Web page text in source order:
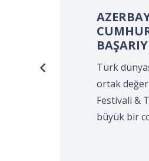
Devir
Kocaeli
Turizm
Önlük